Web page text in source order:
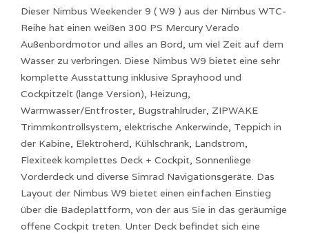
Dieser Nimbus Weekender 9 ( W9 ) aus der Nimbus WTC-
Reihe hat einen weißen 300 PS Mercury Verado
Außenbordmotor und alles an Bord, um viel Zeit auf dem
Wasser zu verbringen. Diese Nimbus W9 bietet eine sehr
komplette Ausstattung inklusive Sprayhood und
Cockpitzelt (lange Version), Heizung,
Warmwasser/Entfroster, Bugstrahlruder, ZIPWAKE
Trimmkontrollsystem, elektrische Ankerwinde, Teppich in
der Kabine, Elektroherd, Kühlschrank, Landstrom,
Flexiteek komplettes Deck + Cockpit, Sonnenliege
Vorderdeck und diverse Simrad Navigationsgeräte. Das
Layout der Nimbus W9 bietet einen einfachen Einstieg
über die Badeplattform, von der aus Sie in das geräumige
offene Cockpit treten. Unter Deck befindet sich eine